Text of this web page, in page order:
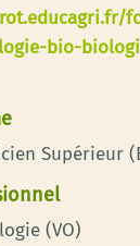
bio-
Supérieur
(VO)